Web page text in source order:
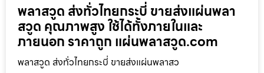
พลาสวูด ส่งทั่วไทยกระบี่ ขายส่งแผ่นพลา
สวูด คุณภาพสูง ใช้ได้ทั้งภายในและ
ภายนอก ราคาถูก แผ่นพลาสวูด.com
พลาสวูด ส่งทั่วไทยกระบี่ ขายส่งแผ่นพลาสว